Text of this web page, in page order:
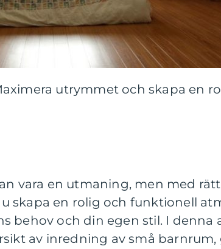
utrymmet och skapa en
vara en utmaning, men med rätt
skapa en rolig och funktionell
behov och din egen stil. I denna
av inredning av små barnrum,